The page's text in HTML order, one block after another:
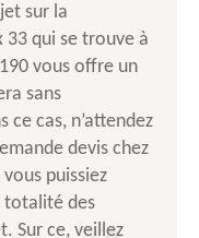
sur la
qui se trouve à
vous offre un
sans
ce cas, n’attendez
devis chez
puissiez
totalité des
Sur ce, veillez